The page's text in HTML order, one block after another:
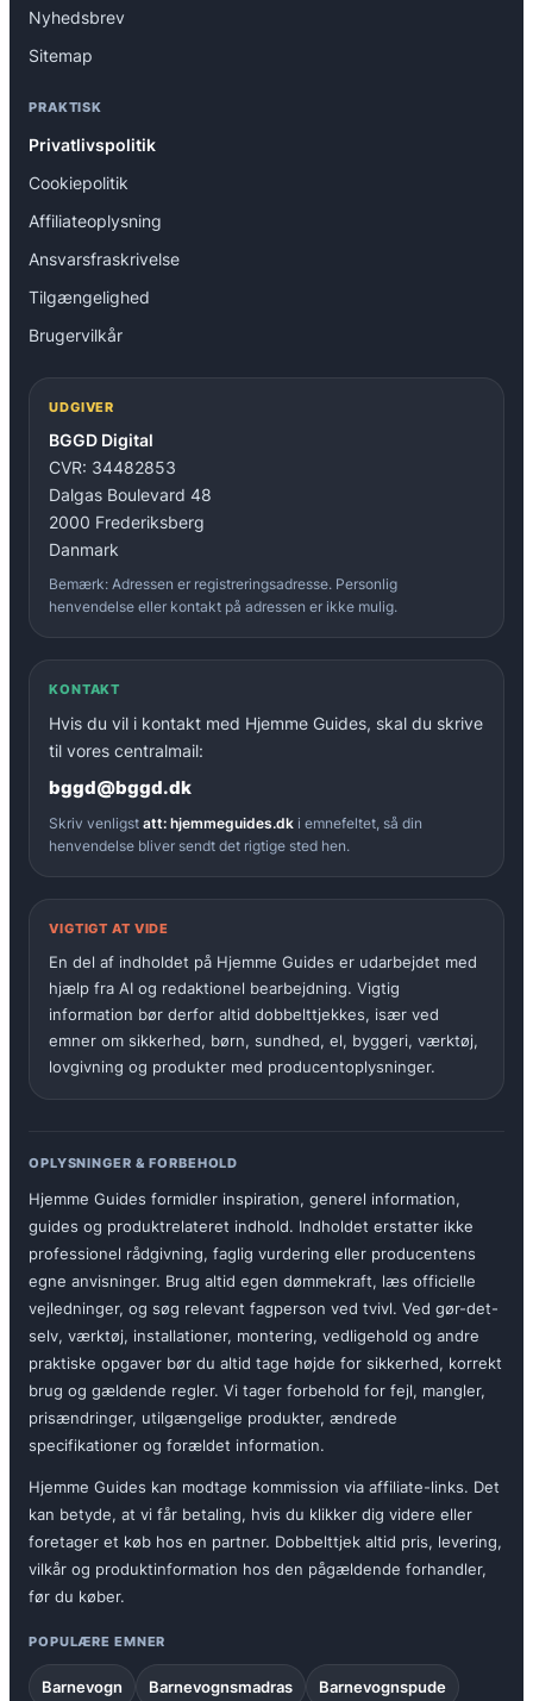
Nyhedsbrev
Sitemap
PRAKTISK
Privatlivspolitik
Cookiepolitik
Affiliateoplysning
Ansvarsfraskrivelse
Tilgængelighed
Brugervilkår
UDGIVER
BGGD Digital
CVR: 34482853
Dalgas Boulevard 48
2000 Frederiksberg
Danmark
Bemærk: Adressen er registreringsadresse. Personlig
henvendelse eller kontakt på adressen er ikke mulig.
KONTAKT
Hvis du vil i kontakt med Hjemme Guides, skal du skrive
til vores centralmail:
bggd@bggd.dk
Skriv venligst att: hjemmeguides.dk i emnefeltet, så din
henvendelse bliver sendt det rigtige sted hen.
VIGTIGT AT VIDE
En del af indholdet på Hjemme Guides er udarbejdet med
hjælp fra AI og redaktionel bearbejdning. Vigtig
information bør derfor altid dobbelttjekkes, især ved
emner om sikkerhed, børn, sundhed, el, byggeri, værktøj,
lovgivning og produkter med producentoplysninger.
OPLYSNINGER & FORBEHOLD
Hjemme Guides formidler inspiration, generel information,
guides og produktrelateret indhold. Indholdet erstatter ikke
professionel rådgivning, faglig vurdering eller producentens
egne anvisninger. Brug altid egen dømmekraft, læs officielle
vejledninger, og søg relevant fagperson ved tvivl. Ved gør-det-
selv, værktøj, installationer, montering, vedligehold og andre
praktiske opgaver bør du altid tage højde for sikkerhed, korrekt
brug og gældende regler. Vi tager forbehold for fejl, mangler,
prisændringer, utilgængelige produkter, ændrede
specifikationer og forældet information.
Hjemme Guides kan modtage kommission via affiliate-links. Det
kan betyde, at vi får betaling, hvis du klikker dig videre eller
foretager et køb hos en partner. Dobbelttjek altid pris, levering,
vilkår og produktinformation hos den pågældende forhandler,
før du køber.
POPULÆRE EMNER
Barnevogn Barnevognsmadras Barnevognspude